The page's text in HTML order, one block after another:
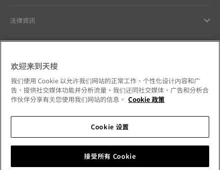
法律資訊
我們的品牌承諾
請追蹤我們的社群媒體
欢迎来到天梭
我们使用 Cookie 以允许我们网站的正常工作、个性化设计内容和广
告、提供社交媒体功能并分析流量。我们还同社交媒体、广告和分析合
作伙伴分享有关您使用我们网站的信息。 Cookie 政策
Cookie 设置
接受所有 Cookie